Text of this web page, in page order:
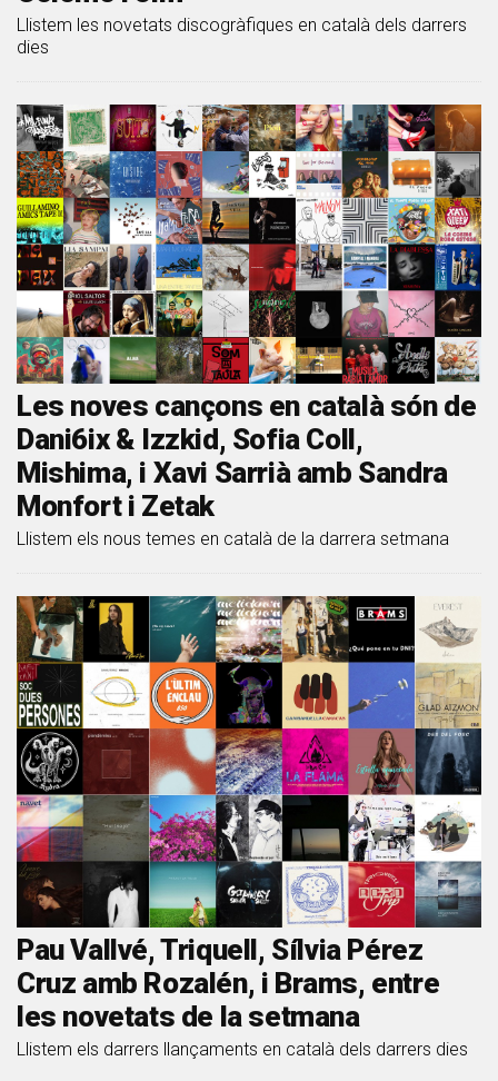
Llistem les novetats discogràfiques en català dels darrers
dies
Les noves cançons en català són de
Dani6ix & Izzkid, Sofia Coll,
Mishima, i Xavi Sarrià amb Sandra
Monfort i Zetak
Llistem els nous temes en català de la darrera setmana
Pau Vallvé, Triquell, Sílvia Pérez
Cruz amb Rozalén, i Brams, entre
les novetats de la setmana
Llistem els darrers llançaments en català dels darrers dies